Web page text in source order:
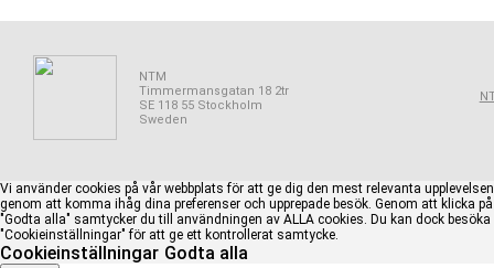
NTM
Timmermansgatan 18 2tr
SE 118 55 Stockholm
Sweden
Vi använder cookies på vår webbplats för att ge dig den mest relevanta upplevelsen
genom att komma ihåg dina preferenser och upprepade besök. Genom att klicka på
"Godta alla" samtycker du till användningen av ALLA cookies. Du kan dock besöka
"Cookieinställningar" för att ge ett kontrollerat samtycke.
Cookieinställningar Godta alla